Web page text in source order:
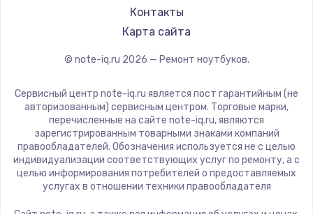
LG
Panasonic
ZTE
Hiper
Evga
Google
Echips
Контакты
Карта сайта
© note-iq.ru 2026 — Ремонт ноутбуков.
Сервисный центр note-iq.ru является пост гарантийным (не
авторизованным) сервисным центром. Торговые марки,
перечисленные на сайте note-iq.ru, являются
зарегистрированным товарными знаками компаний
правообладателей. Обозначения используется не с целью
индивидуализации соответствующих услуг по ремонту, а с
целью информирования потребителей о предоставляемых
услугах в отношении техники правообладателя